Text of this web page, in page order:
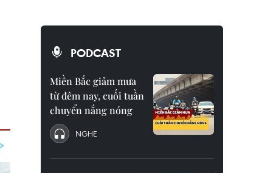
PODCAST
Miền Bắc giảm mưa
từ đêm nay, cuối tuần
chuyển nắng nóng
NGHE